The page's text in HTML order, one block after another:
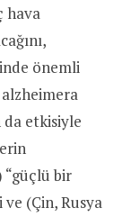
hava
önemli
da etkisiyle
“güçlü bir
ve (Çin, Rusya